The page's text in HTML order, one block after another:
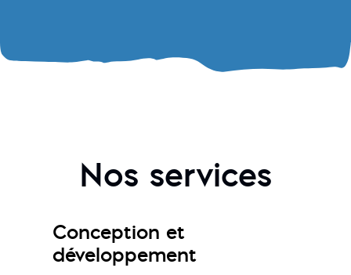
Nos services
Conception et
développement